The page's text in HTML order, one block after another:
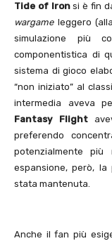
Tide of Ironsi è fin
wargame leggero (alla
simulazione più
componentistica di
sistema di gioco
“non iniziato” al
intermedia aveva
Fantasy Flight
preferendo
potenzialmente
espansione, però,
stata mantenuta.
Anche il fan più